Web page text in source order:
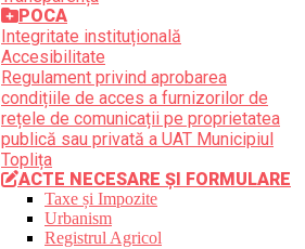
POCA
Integritate instituțională
Accesibilitate
Regulament privind aprobarea
condițiile de acces a furnizorilor de
rețele de comunicații pe proprietatea
publică sau privată a UAT Municipiul
Toplița
ACTE NECESARE ȘI FORMULARE
Taxe și Impozite
Urbanism
Registrul Agricol